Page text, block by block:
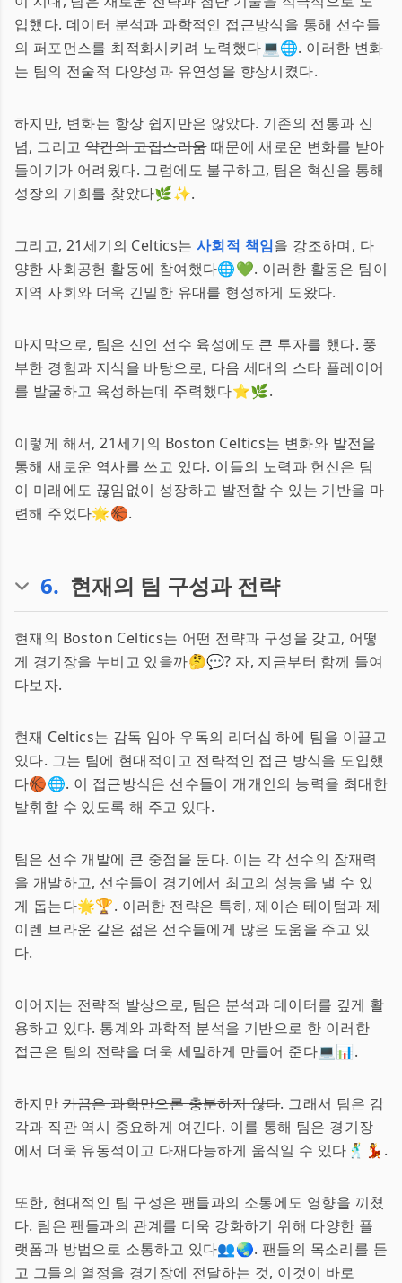
입했다. 데이터 분석과 과학적인 접근방식을 통해 선수들
의 퍼포먼스를 최적화시키려 노력했다💻🌐. 이러한 변화
는 팀의 전술적 다양성과 유연성을 향상시켰다.
하지만, 변화는 항상 쉽지만은 않았다. 기존의 전통과 신
념, 그리고약간의 고집스러움때문에 새로운 변화를 받아
들이기가 어려웠다. 그럼에도 불구하고, 팀은 혁신을 통해
성장의 기회를 찾았다🌿✨.
그리고, 21세기의 Celtics는 사회적 책임을 강조하며, 다
양한 사회공헌 활동에 참여했다🌐💚. 이러한 활동은 팀이
지역 사회와 더욱 긴밀한 유대를 형성하게 도왔다.
마지막으로, 팀은 신인 선수 육성에도 큰 투자를 했다. 풍
부한 경험과 지식을 바탕으로, 다음 세대의 스타 플레이어
를 발굴하고 육성하는데 주력했다⭐️🌿.
이렇게 해서, 21세기의 Boston Celtics는 변화와 발전을
통해 새로운 역사를 쓰고 있다. 이들의 노력과 헌신은 팀
이 미래에도 끊임없이 성장하고 발전할 수 있는 기반을 마
련해 주었다🌟🏀.
6. 현재의 팀 구성과 전략
현재의 Boston Celtics는 어떤 전략과 구성을 갖고, 어떻
게 경기장을 누비고 있을까🤔💬? 자, 지금부터 함께 들여
다보자.
현재 Celtics는 감독 임아 우독의 리더십 하에 팀을 이끌고
있다. 그는 팀에 현대적이고 전략적인 접근 방식을 도입했
다🏀🌐. 이 접근방식은 선수들이 개개인의 능력을 최대한
발휘할 수 있도록 해 주고 있다.
팀은 선수 개발에 큰 중점을 둔다. 이는 각 선수의 잠재력
을 개발하고, 선수들이 경기에서 최고의 성능을 낼 수 있
게 돕는다🌟🏆. 이러한 전략은 특히, 제이슨 테이텀과 제
이렌 브라운 같은 젊은 선수들에게 많은 도움을 주고 있
다.
이어지는 전략적 발상으로, 팀은 분석과 데이터를 깊게 활
용하고 있다. 통계와 과학적 분석을 기반으로 한 이러한
접근은 팀의 전략을 더욱 세밀하게 만들어 준다💻📊.
하지만가끔은 과학만으론 충분하지 않다. 그래서 팀은 감
각과 직관 역시 중요하게 여긴다. 이를 통해 팀은 경기장
에서 더욱 유동적이고 다재다능하게 움직일 수 있다🕺💃.
또한, 현대적인 팀 구성은 팬들과의 소통에도 영향을 끼쳤
다. 팀은 팬들과의 관계를 더욱 강화하기 위해 다양한 플
랫폼과 방법으로 소통하고 있다👥🌏. 팬들의 목소리를 듣
고 그들의 열정을 경기장에 전달하는 것, 이것이 바로